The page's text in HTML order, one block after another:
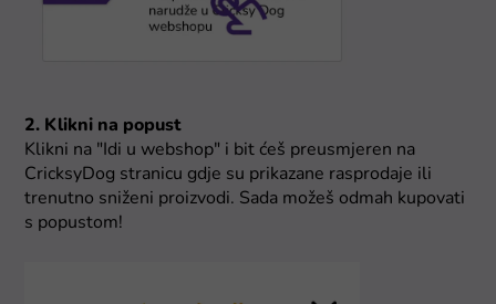
2. Klikni na popust
Klikni na "Idi u webshop" i bit ćeš preusmjeren na
CricksyDog stranicu gdje su prikazane rasprodaje ili
trenutno sniženi proizvodi. Sada možeš odmah kupovati
s popustom!